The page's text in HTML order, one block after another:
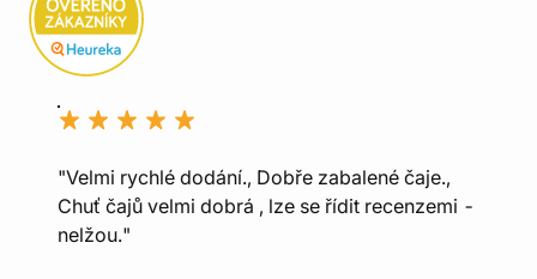
"Velmi rychlé dodání., Dobře zabalené čaje.,
Chuť čajů velmi dobrá , lze se řídit recenzemi -
nelžou."